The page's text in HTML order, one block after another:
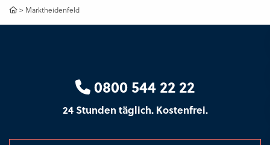
> Marktheidenfeld
0800 544 22 22
24 Stunden täglich. Kostenfrei.